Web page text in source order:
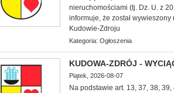
nieruchomościami (tj. Dz. U. z
informuje, że został
Kudowie-Zdroju
Kategoria: Ogłoszenia
KUDOWA-ZDRÓJ -
Piątek, 2026-08-07
Na podstawie art. 13, 37, 38,